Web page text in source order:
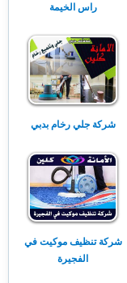
راس الخيمة
شركة جلي رخام بدبي
شركة تنظيف موكيت في
الفجيرة